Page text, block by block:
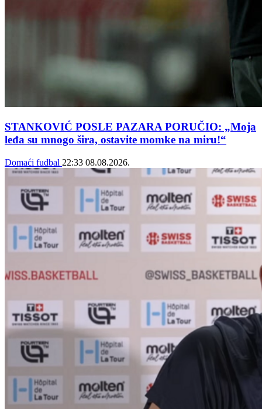
STANKOVIĆ POSLE PAZARA PORUČIO: „Moja
leđa su mnogo šira, ostavite momke na miru!“
Domaći fudbal 22:33 08.08.2026.